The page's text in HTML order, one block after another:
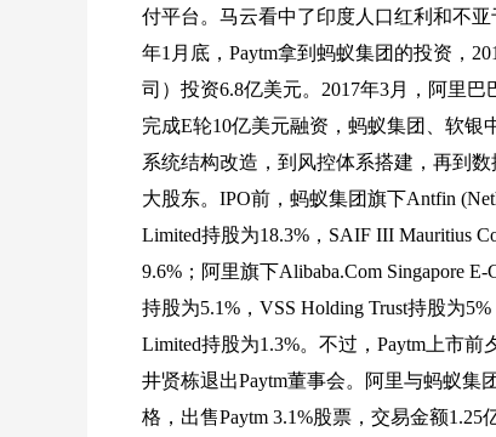
付平台。马云看中了印度人口红利和不
年1月底，Paytm拿到蚂蚁集团的投资，
司）投资6.8亿美元。2017年3月，阿里
完成E轮10亿美元融资，蚂蚁集团、软银
系统结构改造，到风控体系搭建，再到
大股东。IPO前，蚂蚁集团旗下Antfin
Limited持股为18.3%，SAIF III Mauritius
9.6%；阿里旗下Alibaba.Com Singapore
持股为5.1%，VSS Holding Trust持股为
Limited持股为1.3%。不过，Paytm上市
井贤栋退出Paytm董事会。阿里与蚂蚁集
格，出售Paytm 3.1%股票，交易金额